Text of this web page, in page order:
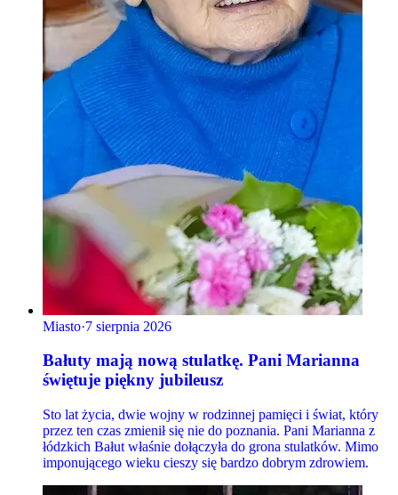
Miasto·7 sierpnia 2026
Bałuty mają nową stulatkę. Pani Marianna
świętuje piękny jubileusz
Sto lat życia, dwie wojny w rodzinnej pamięci i świat, który
przez ten czas zmienił się nie do poznania. Pani Marianna z
łódzkich Bałut właśnie dołączyła do grona stulatków. Mimo
imponującego wieku cieszy się bardzo dobrym zdrowiem.